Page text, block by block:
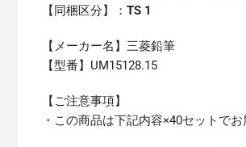
【同梱区分】： TS 1
【メーカー名】三菱鉛筆
【型番】UM15128.15
【ご注意事項】
・この商品は下記内容×40セットでお